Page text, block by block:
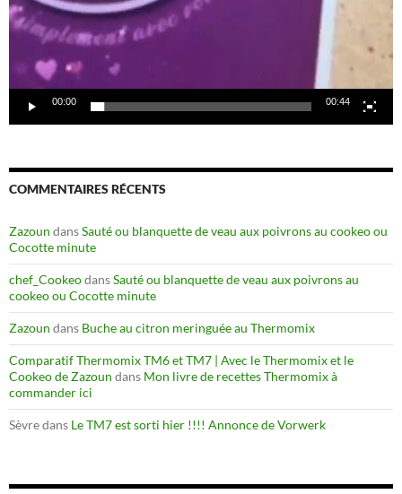
00:00 00:44
COMMENTAIRES RÉCENTS
Zazoun dansSauté ou blanquette de veau aux poivrons au cookeo ou
Cocotte minute
chef_CookeodansSauté ou blanquette de veau aux poivrons au
cookeo ou Cocotte minute
Zazoun dans Buche au citron meringuée au Thermomix
Comparatif Thermomix TM6 et TM7 | Avec le Thermomix et le
Cookeo de Zazoun dans Mon livre de recettes Thermomix à
commander ici
Sèvredans Le TM7 est sorti hier !!!! Annonce de Vorwerk